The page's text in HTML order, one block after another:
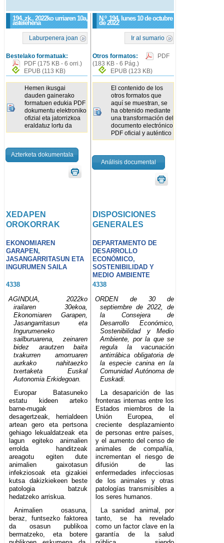
194. zk., 2022ko urriaren 10a,
astelehena
N.º194, lunes 10 de octubre
de 2022
Laburpenera joan
Bestelako formatuak:
PDF (175 KB - 6 orri.)
EPUB (113 KB)
Hemen ikusgai
dauden gainerako
formatuen edukia PDF
dokumentu elektroniko
ofizial eta jatorrizkoa
eraldatuz lortu da
Azterketa dokumentala
Ir al sumario
Otros formatos:
PDF
(183 KB - 6 Pág.)
EPUB(123 KB)
El contenido de los
otros formatos que
aquí se muestran, se
ha obtenido mediante
una transformación del
documento electrónico
PDF oficial y auténtico
Análisis documental
XEDAPEN
OROKORRAK
DISPOSICIONES
GENERALES
EKONOMIAREN
GARAPEN,
JASANGARRITASUN ETA
INGURUMEN SAILA
DEPARTAMENTO DE
DESARROLLO
ECONÓMICO,
SOSTENIBILIDAD Y
MEDIO AMBIENTE
4338
4338
AGINDUA, 2022ko
irailaren 30ekoa,
Ekonomiaren Garapen,
Jasangarritasun eta
Ingurumeneko
sailburuarena, zeinaren
bidez arautzen baita
txakurren amorruaren
aurkako nahitaezko
txertaketa Euskal
Autonomia Erkidegoan.
ORDEN de 30 de
septiembre de 2022, de
la Consejera de
Desarrollo Económico,
Sostenibilidad y Medio
Ambiente, por la que se
regula la vacunación
antirrábica obligatoria de
la especie canina en la
Comunidad Autónoma de
Euskadi.
Europar Batasuneko
estatu kideen arteko
barne-mugak
desagertzeak, herrialdeen
artean gero eta pertsona
gehiago lekualdatzeak eta
lagun egiteko animalien
errolda handitzeak
areagotu egiten dute
animalien gaixotasun
infekziosoak eta gizakiei
kutsa dakizkiekeen beste
patologia batzuk
hedatzeko arriskua.
La desaparición de las
fronteras internas entre los
Estados miembros de la
Unión Europea, el
creciente desplazamiento
de personas entre países,
y el aumento del censo de
animales de compañía,
incrementan el riesgo de
difusión de las
enfermedades infecciosas
de los animales y otras
patologías transmisibles a
los seres humanos.
Animalien osasuna,
beraz, funtsezko faktorea
da osasun publikoa
bermatzeko, eta botere
La sanidad animal, por
tanto, se ha revelado
como un factor clave en la
garantía de la salud